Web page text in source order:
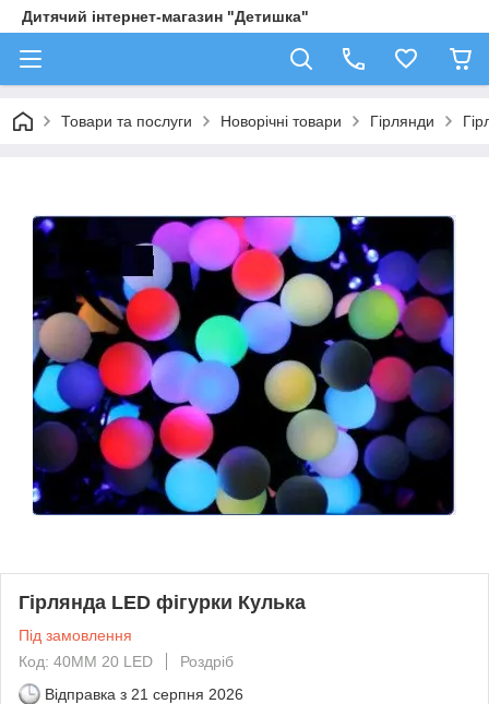
Дитячий інтернет-магазин "Детишка"
Товари та послуги Новорічні товари Гірлянди
Гірлянда LED фігурки Кулька
Під замовлення
Код: 40ММ 20 LED
Роздріб
Відправка з 21 серпня 2026